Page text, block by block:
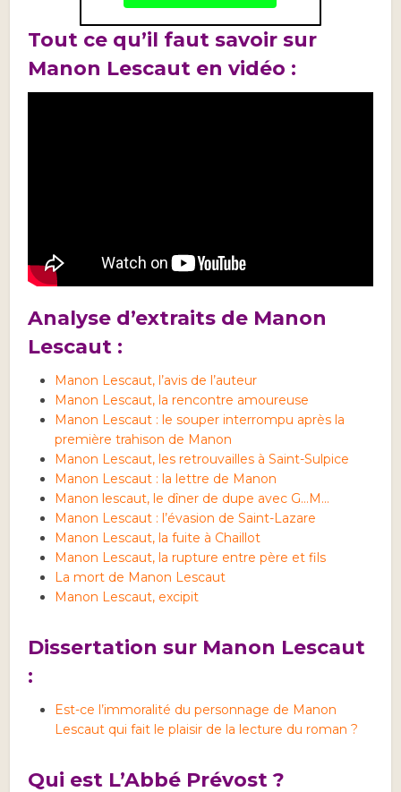
Tout ce qu’il faut savoir sur
Manon Lescaut en vidéo :
Analyse d’extraits de Manon
Lescaut :
Manon Lescaut, l’avis de l’auteur
Manon Lescaut, la rencontre amoureuse
Manon Lescaut : le souper interrompu après la
première trahison de Manon
Manon Lescaut, les retrouvailles à Saint-Sulpice
Manon Lescaut : la lettre de Manon
Manon lescaut, le dîner de dupe avec G…M…
Manon Lescaut : l’évasion de Saint-Lazare
Manon Lescaut, la fuite à Chaillot
Manon Lescaut, la rupture entre père et fils
La mort de Manon Lescaut
Manon Lescaut, excipit
Dissertation sur Manon Lescaut
:
Est-ce l’immoralité du personnage de Manon
Lescaut qui fait le plaisir de la lecture du roman ?
Qui est L’Abbé Prévost ?